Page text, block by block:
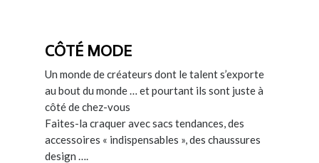
CÔTÉ MODE
Un monde de créateurs dont le talent s’exporte
au bout du monde … et pourtant ils sont juste à
côté de chez-vous
Faites-la craquer avec sacs tendances, des
accessoires « indispensables », des chaussures
design ….